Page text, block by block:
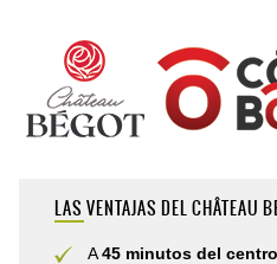
LAS VENTAJAS DEL CHÂTEAU
A45 minutos del